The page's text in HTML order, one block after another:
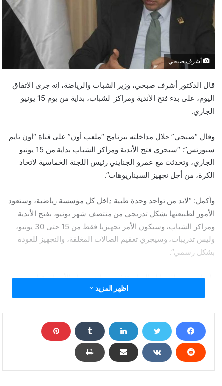
أشرف صبحي
قال الدكتور أشرف صبحي، وزير الشباب والرياضة، إنه جرى الاتفاق
اليوم، على بدء فتح الأندية ومراكز الشباب، بداية من يوم 15 يونيو
الجاري.
وقال “صبحي” خلال مداخلته ببرنامج “ملعب أون” على قناة “اون تايم
سبورتس”: “سيجري فتح الأندية ومراكز الشباب بداية من 15 يونيو
الجاري، وتحدثت مع عمرو الجنايني رئيس اللجنة الخماسية لاتحاد
الكرة، من أجل تجهيز السيناريوهات”.
وأكمل: “لابد من تواجد وحدة طبية داخل كل مؤسسة رياضية، وستعود
الأمور لطبيعتها بشكل تدريجي من منتصف شهر يونيو، بفتح الأندية
ومراكز الشباب، وسيكون الأمر تجهيزيا فقط من 15 حتى 30 يونيو،
وليس تدريبات، وسيجري تعقيم الصالات المغلقة، والتجهيز للعودة
بشكل رسمي”.
وأضاف وزير الشبابا والرياضة: “يومي السبت أو الأحد المقبلين،
سيجري الإعلان بشكل رسمي عن تفاصيل عودة النشاط من جديد”.
"وزير الرياضة" يعلن فتح الأندية ومراكز الشباب 15 يونيو
اظهر المزيد